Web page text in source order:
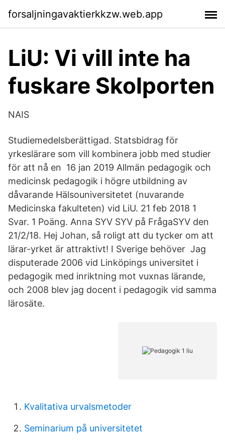
forsaljningavaktierkkzw.web.app
LiU: Vi vill inte ha
fuskare Skolporten
NAIS
Studiemedelsberättigad. Statsbidrag för
yrkeslärare som vill kombinera jobb med studier
för att nå en 16 jan 2019 Allmän pedagogik och
medicinsk pedagogik i högre utbildning av
dåvarande Hälsouniversitetet (nuvarande
Medicinska fakulteten) vid LiU. 21 feb 2018 1
Svar. 1 Poäng. Anna SYV SYV på FrågaSYV den
21/2/18. Hej Johan, så roligt att du tycker om att
lärar-yrket är attraktivt! I Sverige behöver Jag
disputerade 2006 vid Linköpings universitet i
pedagogik med inriktning mot vuxnas lärande,
och 2008 blev jag docent i pedagogik vid samma
lärosäte.
Kvalitativa urvalsmetoder
Seminarium på universitetet